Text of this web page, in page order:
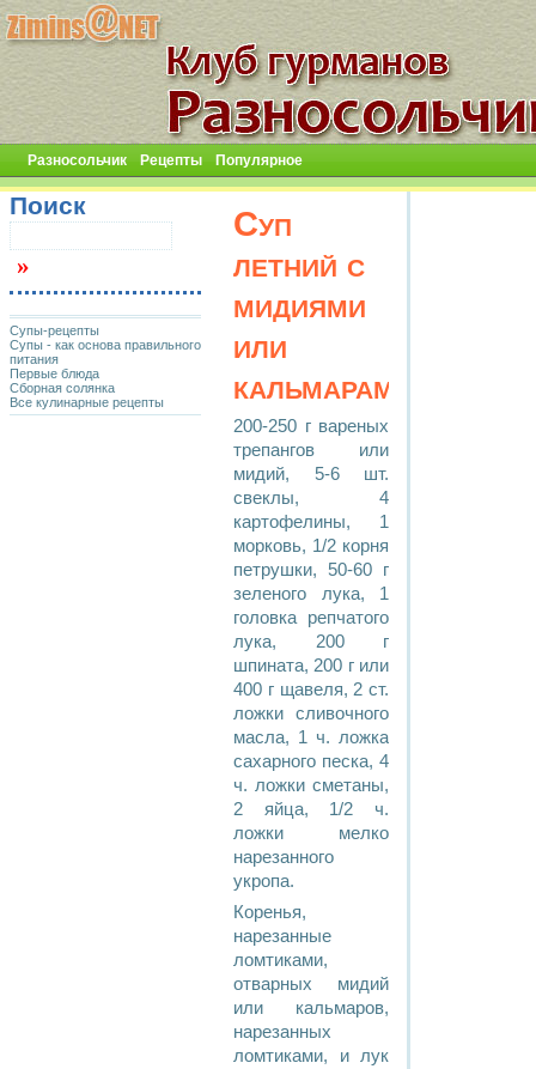
Разносольчик Рецепты Популярное
Суп
летний с
мидиями
или
кальмарами
200-250 г вареных
трепангов или
мидий, 5-6 шт.
свеклы, 4
картофелины, 1
морковь, 1/2 корня
петрушки, 50-60 г
зеленого лука, 1
головка репчатого
лука, 200 г
шпината, 200 г или
400 г щавеля, 2 ст.
ложки сливочного
масла, 1 ч. ложка
сахарного песка, 4
ч. ложки сметаны,
2 яйца, 1/2 ч.
ложки мелко
нарезанного
укропа.
Коренья,
нарезанные
ломтиками,
отварных мидий
или кальмаров,
нарезанных
ломтиками, и лук
Поиск
Супы-рецепты
Супы - как основа правильного
питания
Первые блюда
Сборная солянка
Все кулинарные рецепты